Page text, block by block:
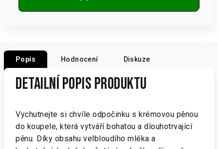
Popis Hodnocení Diskuze
Detailní popis produktu
Vychutnejte si chvíle odpočinku s krémovou pěnou
do koupele, která vytváří bohatou a dlouhotrvající
pěnu. Díky obsahu velbloudího mléka a